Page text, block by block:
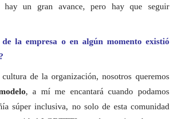
hay un gran avance, pero hay que seguir
la empresa o en algún momento existió
de la organización, nosotros queremos
, a mí me encantará cuando podamos
súper inclusiva, no solo de esta comunidad